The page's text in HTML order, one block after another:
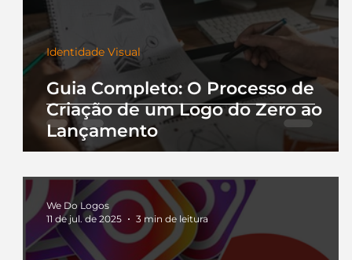
Guia Completo: O Processo de
Criação de um Logo do Zero ao
Lançamento
Identidade Visual
We Do Logos
11 de jul. de 2025
3 min de leitura